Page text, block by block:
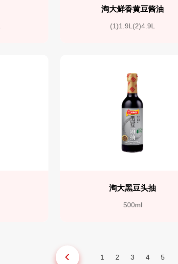
淘大鲜香黄豆酱油
(1)1.9L(2)4.9L
淘大黑豆头抽
500ml
1 2 3 4 5